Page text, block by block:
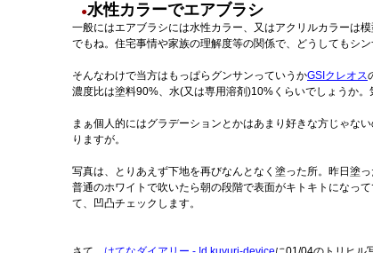
●水性カラーでエアブラシ
一般にはエアブラシには水性カラー、又はアクリルカラーは模
でもね。住宅事情や家族の理解度等の関係で、どうしてもシ
そんなわけで当方はもっぱらグンサンっていうかGSIクレオス
濃度比は塗料90%、水(又は専用溶剤)10%くらいでしょうか。
まぁ個人的にはグラデーションとかはあまり好きな方じゃな
りますが。
写真は、とりあえず下地を再びなんとなく塗った所。昨日塗
普通のホワイトで吹いたら朝の段階で表面がキトキトになっ
て、凹凸チェックします。